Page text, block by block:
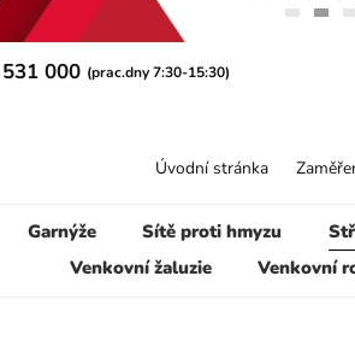
000 (prac.dny 7:30-15:30)
Garnýže Sítě proti hmyzu
Venkovní žaluzie
Venkovní
Úvodní stránka